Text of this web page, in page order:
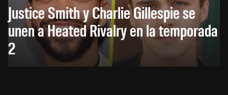
Justice Smith y Charlie Gillespie se
unen a Heated Rivalry en la temporada
2